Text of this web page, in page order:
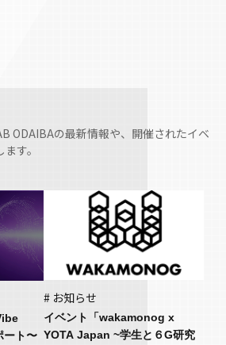
ODAIBAの最新情報や、開催されたイベ
す。
ート〜
# お知らせ
イベント「wakamonog x
YOTA Japan ~学生と６G研究